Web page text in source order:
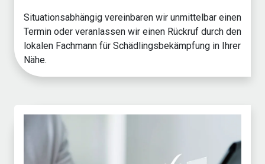
Situationsabhängig vereinbaren wir unmittelbar einen
Termin oder veranlassen wir einen Rückruf durch den
lokalen Fachmann für Schädlingsbekämpfung in Ihrer
Nähe.